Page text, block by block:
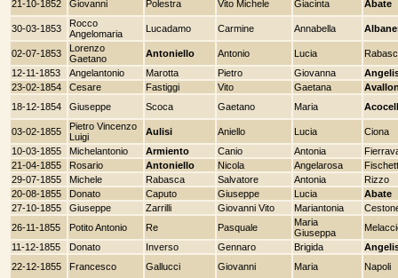
21-10-1852 Giovanni Polestra Vito Michele Giacinta Abate
30-03-1853
Rocco
Angelomaria
Lucadamo Carmine Annabella
02-07-1853
Lorenzo
Gaetano
Antoniello Antonio Lucia
12-11-1853
Angelantonio Marotta Pietro Giovanna
23-02-1854
Cesare Fastiggi Vito Gaetana
18-12-1854
Giuseppe Scoca Gaetano Maria
03-02-1855
Pietro Vincenzo
Luigi
Aulisi Aniello Lucia
Ciona
10-03-1855
Michelantonio Armiento Canio Antonia
21-04-1855
Rosario Antoniello Nicola Angelarosa
29-07-1855
Michele Rabasca Salvatore Antonia
Rizzo
20-08-1855
Donato Caputo Giuseppe Lucia
Abate
27-10-1855
Giuseppe Zarrilli Giovanni Vito Mariantonia
26-11-1855
Potito Antonio Re Pasquale
Maria
Giuseppa
11-12-1855
Donato Inverso Gennaro Brigida
22-12-1855
Francesco Gallucci Giovanni Maria Napoli